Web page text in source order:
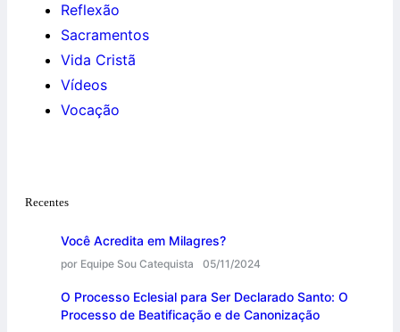
Reflexão
Sacramentos
Vida Cristã
Vídeos
Vocação
Recentes
Você Acredita em Milagres?
por Equipe Sou Catequista 05/11/2024
O Processo Eclesial para Ser Declarado Santo: O
Processo de Beatificação e de Canonização